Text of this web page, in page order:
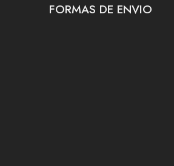
FORMAS DE ENVIO